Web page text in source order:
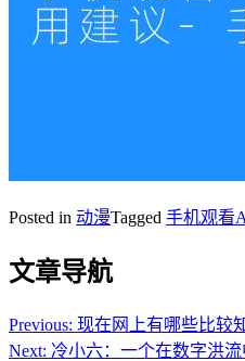
Posted in 动漫Tagged 手机观看
文章导航
Previous: 现在网上有哪些比较
Next: 冷小六：一个在数字洪流